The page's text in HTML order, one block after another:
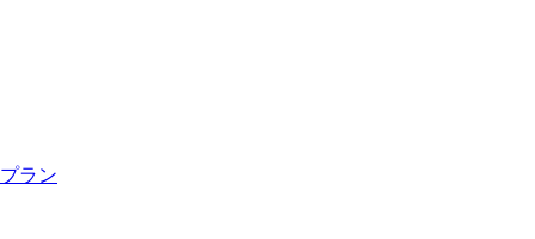
プラン